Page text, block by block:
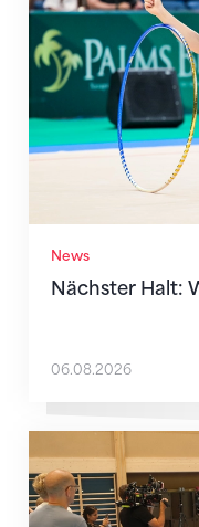
News
Nächster Halt:
06.08.2026
Mit klaren Zielen